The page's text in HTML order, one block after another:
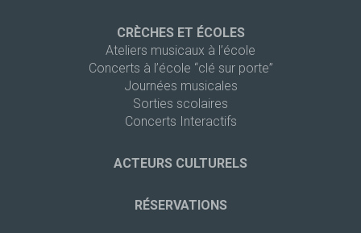
CRÈCHES ET ÉCOLES
Ateliers musicaux à l’école
Concerts à l’école “clé sur porte”
Journées musicales
Sorties scolaires
Concerts Interactifs
ACTEURS CULTURELS
RÉSERVATIONS